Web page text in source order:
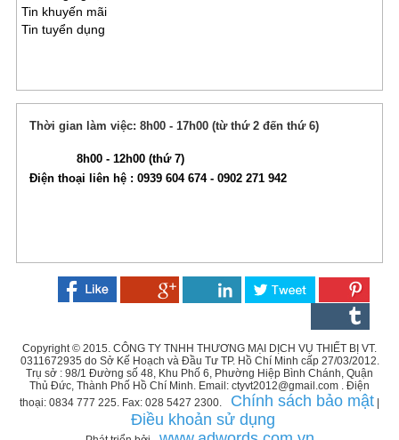
Tin khuyến mãi
Tin tuyển dụng
Thời gian làm việc: 8h00 - 17h00 (từ thứ 2 đến thứ 6)
8h00 - 12h00 (thứ 7)
Điện thoại liên hệ : 0939 604 674 - 0902 271 942
Copyright © 2015. CÔNG TY TNHH THƯƠNG MẠI DỊCH VỤ THIẾT BỊ VT.
0311672935 do Sở Kế Hoạch và Đầu Tư TP. Hồ Chí Minh cấp 27/03/2012.
Trụ sở : 98/1 Đường số 48, Khu Phố 6, Phường Hiệp Bình Chánh, Quận
Thủ Đức, Thành Phố Hồ Chí Minh. Email: ctyvt2012@gmail.com . Điện
thoại: 0834 777 225. Fax: 028 5427 2300.
Chính sách bảo mật |
Điều khoản sử dụng